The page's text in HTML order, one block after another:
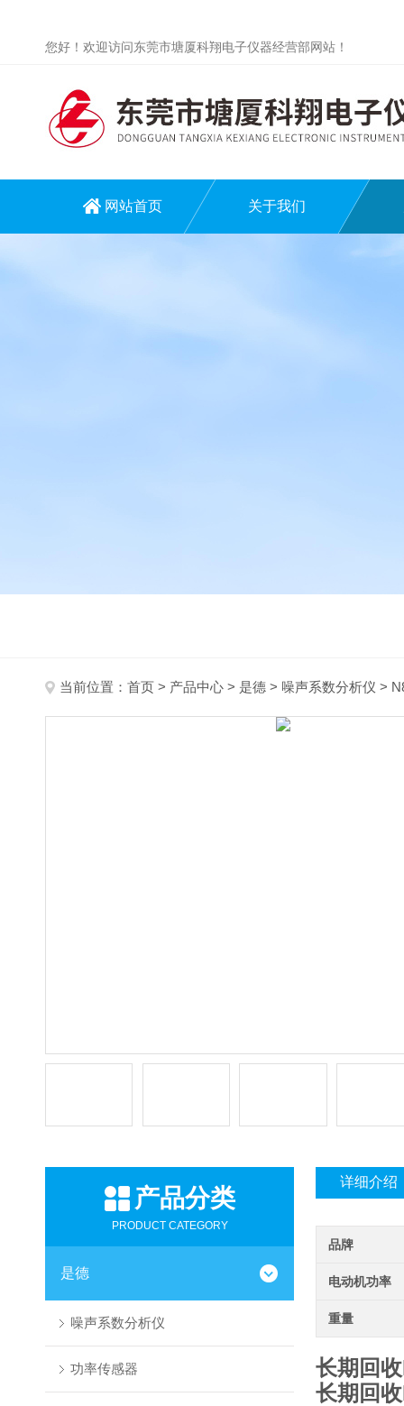
您好！欢迎访问东莞市塘厦科翔电子仪器经营部网站！
网站首页 关于我们
当前位置： 首页 > 产品中心 > 是德 > 噪声系数分析仪 >
产品分类
PRODUCT CATEGORY
是德
噪声系数分析仪
功率传感器
详细介绍
品牌
电动机功率
重量
长期回
长期回